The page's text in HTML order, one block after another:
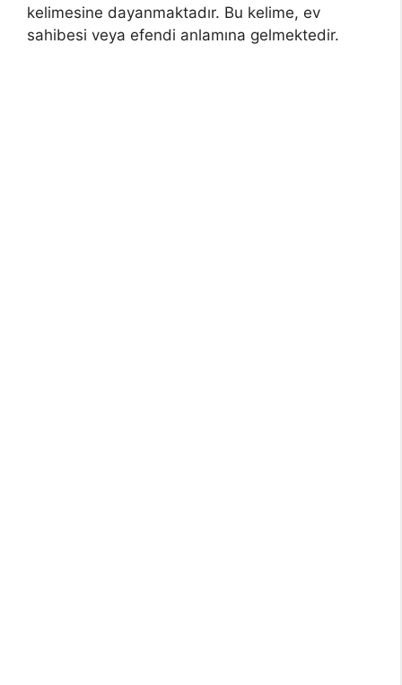
kelimesine dayanmaktadır. Bu kelime, ev
sahibesi veya efendi anlamına gelmektedir.